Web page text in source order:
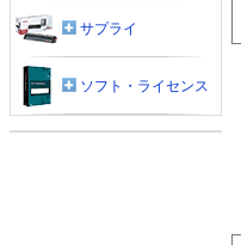
サプライ
ソフト・ライセンス